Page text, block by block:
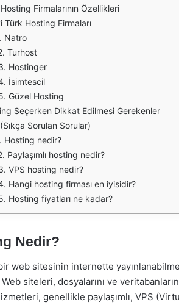
Firmalarının Özellikleri
Türk Hosting Firmaları
Natro
Turhost
Hostinger
İsimtescil
Güzel Hosting
Seçerken Dikkat Edilmesi Gerekenler
Sorulan Sorular)
Hosting nedir?
Paylaşımlı hosting nedir?
VPS hosting nedir?
Hangi hosting firması en iyisidir?
Hosting fiyatları ne kadar?
Nedir?
web sitesinin internette
siteleri, dosyalarını ve
genellikle paylaşımlı, VPS